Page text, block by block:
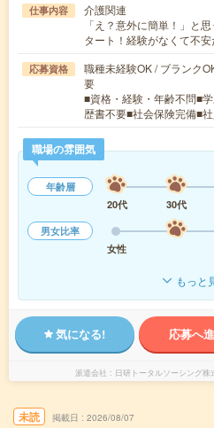
仕事内容
介護関連
「え？意外に簡単！」と
タート！経験がなくて不
応募資格
職種未経験OK / ブランク
要
■資格・経験・年齢不問■
歴書不要■社会保険完備■
職場の雰囲気
年齢層
20代
30代
男女比率
女性
もっと
気になる! 応募へ
派遣会社 日研トータルソーシング
未読 掲載日 2026/08/07